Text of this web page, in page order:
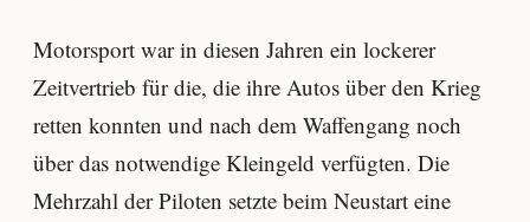
Motorsport war in diesen Jahren ein lockerer
Zeitvertrieb für die, die ihre Autos über den Krieg
retten konnten und nach dem Waffengang noch
über das notwendige Kleingeld verfügten. Die
Mehrzahl der Piloten setzte beim Neustart eine